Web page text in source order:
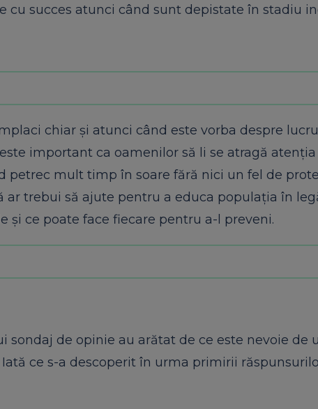
cu succes atunci când sunt depistate în stadiu
chiar şi atunci când este vorba despre
important ca oamenilor să li se atragă
petrec mult timp în soare fără nici un fel de
ar trebui să ajute pentru a educa populaţia în
şi ce poate face fiecare pentru a-l preveni.
sondaj de opinie au arătat de ce este nevoie de
ce s-a descoperit în urma primirii